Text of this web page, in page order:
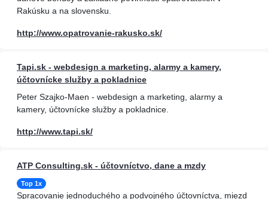
Rakúsku a na slovensku.
http://www.opatrovanie-rakusko.sk/
Tapi.sk - webdesign a marketing, alarmy a kamery,
účtovnícke služby a pokladnice
Peter Szajko-Maen - webdesign a marketing, alarmy a
kamery, účtovnícke služby a pokladnice.
http://www.tapi.sk/
ATP Consulting.sk - účtovníctvo, dane a mzdy
Top 1x
Spracovanie jednoduchého a podvojného účtovníctva, miezd